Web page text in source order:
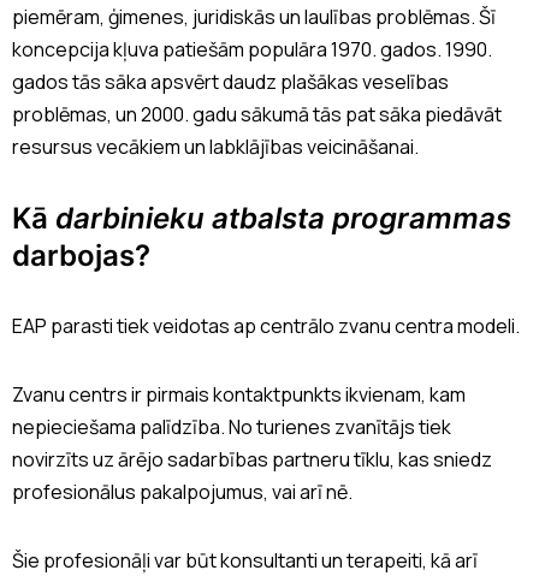
piemēram, ģimenes, juridiskās un laulības problēmas. Šī
koncepcija kļuva patiešām populāra 1970. gados. 1990.
gados tās sāka apsvērt daudz plašākas veselības
problēmas, un 2000. gadu sākumā tās pat sāka piedāvāt
resursus vecākiem un labklājības veicināšanai.
Kā darbinieku atbalsta programmas
darbojas?
EAP parasti tiek veidotas ap centrālo zvanu centra modeli.
Zvanu centrs ir pirmais kontaktpunkts ikvienam, kam
nepieciešama palīdzība. No turienes zvanītājs tiek
novirzīts uz ārējo sadarbības partneru tīklu, kas sniedz
profesionālus pakalpojumus, vai arī nē.
Šie profesionāļi var būt konsultanti un terapeiti, kā arī